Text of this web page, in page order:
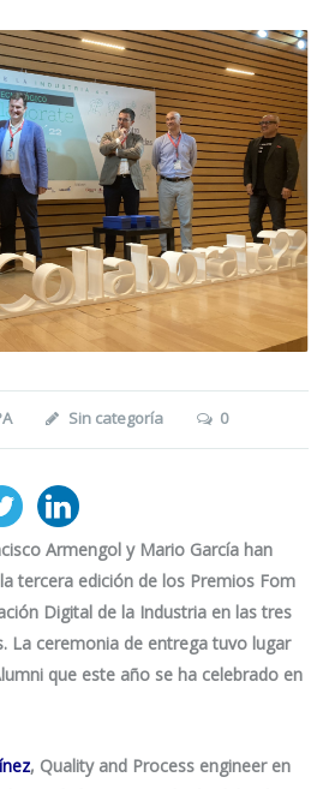
Sin categoría 0
Armengol y Mario García han
tercera edición de los Premios Fom
Digital de la Industria en las tres
La ceremonia de entrega tuvo lugar
que este año se ha celebrado en
, Quality and Process engineer en